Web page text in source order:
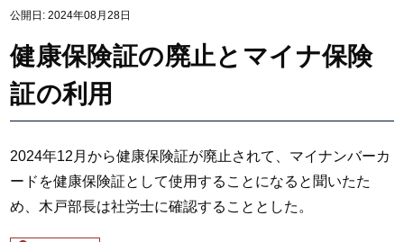
公開日:2024年08月28日
健康保険証の廃止とマイナ保険
証の利用
2024年12月から健康保険証が廃止されて、マイナンバーカ
ードを健康保険証として使用することになると聞いたた
め、木戸部長は社労士に確認することとした。